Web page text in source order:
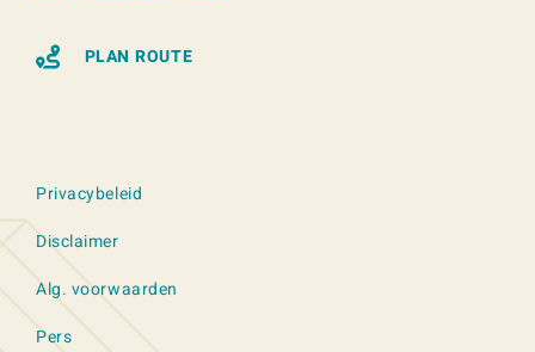
PLAN ROUTE
Privacybeleid
Disclaimer
Alg. voorwaarden
Pers